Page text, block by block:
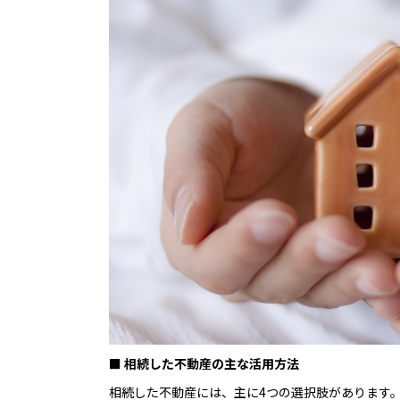
■ 相続した不動産の主な活用方法
相続した不動産には、主に4つの選択肢があります